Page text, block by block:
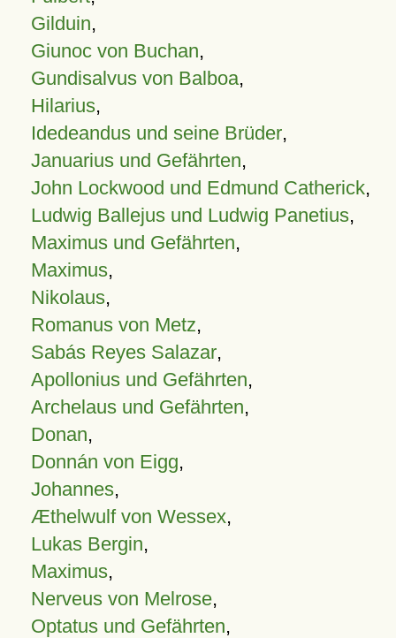
Gilduin,
Giunoc von Buchan,
Gundisalvus von Balboa,
Hilarius,
Idedeandus und seine Brüder,
Januarius und Gefährten,
John Lockwood und Edmund Catherick,
Ludwig Ballejus und Ludwig Panetius,
Maximus und Gefährten,
Maximus,
Nikolaus,
Romanus von Metz,
Sabás Reyes Salazar,
Apollonius und Gefährten,
Archelaus und Gefährten,
Donan,
Donnán von Eigg,
Johannes,
Æthelwulf von Wessex,
Lukas Bergin,
Maximus,
Nerveus von Melrose,
Optatus und Gefährten,